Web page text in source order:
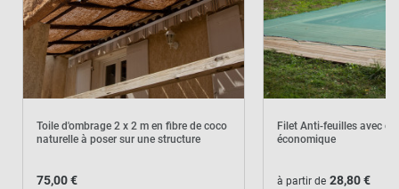
Toile d'ombrage 2 x 2 m en fibre de coco
naturelle à poser sur une structure
75,00 €
Filet Anti-feuilles avec
économique
à partir de 28,80 €